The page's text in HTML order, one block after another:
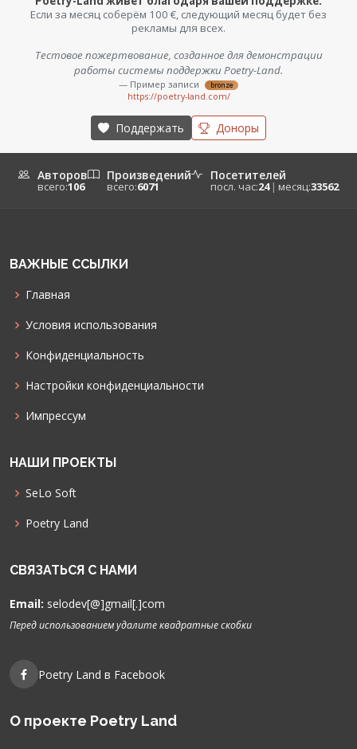
Если за месяц соберём 100 €, следующий месяц будет без
рекламы для всех.
Тестовое пожертвование, созданное для демонстрации
работы системы поддержки Poetry-Land.
— Пример записи bronze
https://poetry-land.com/
Поддержать Доноры
Авторов
всего:106
Произведений
всего:6071
Посетителей
посл. час:24 | месяц:33562
ВАЖНЫЕ ССЫЛКИ
Главная
Условия использования
Конфиденциальность
Настройки конфиденциальности
Импрессум
НАШИ ПРОЕКТЫ
SeLo Soft
Poetry Land
СВЯЗАТЬСЯ С НАМИ
Email: selodev[@]gmail[.]com
Перед использованием удалите квадратные скобки
Poetry Land в Facebook
О проекте Poetry Land